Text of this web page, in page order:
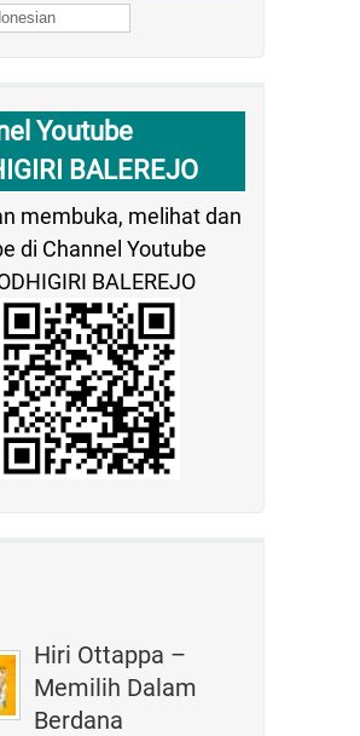
Youtube
BALEREJO
membuka, melihat dan
di Channel Youtube
BALEREJO
Hiri Ottappa –
Memilih Dalam
Berdana